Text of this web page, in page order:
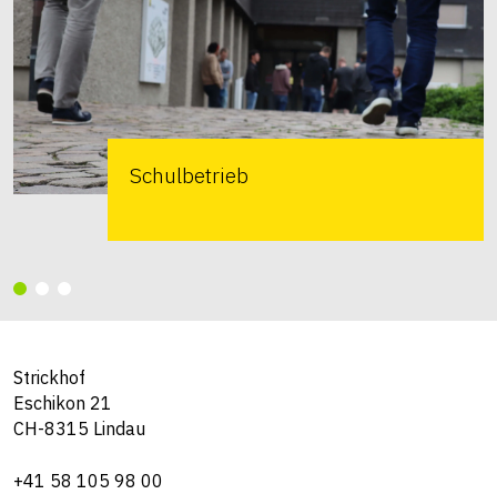
Schulbetrieb
Strickhof
Eschikon 21
CH-8315 Lindau
+41 58 105 98 00